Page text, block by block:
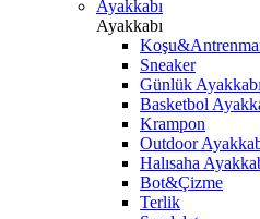
Ayakkabı
Ayakkabı
Sneaker
Günlük Ayakkabı
Basketbol
Krampon
Outdoor
Halısaha
Bot&Çizme
Terlik